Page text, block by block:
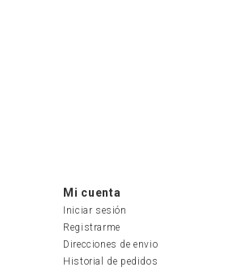
Mi cuenta
Iniciar sesión
Registrarme
Direcciones de envio
Historial de pedidos